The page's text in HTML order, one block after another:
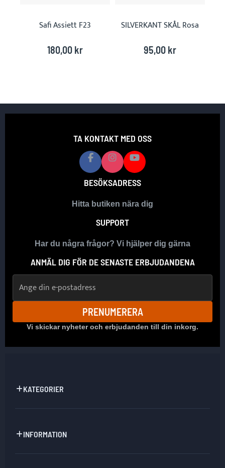
Safi Assiett F23
180,00 kr
SILVERKANT SKÅL Rosa
95,00 kr
TA KONTAKT MED OSS
BESÖKSADRESS
Hitta butiken nära dig
SUPPORT
Har du några frågor? Vi hjälper dig gärna
ANMÄL DIG FÖR DE SENASTE ERBJUDANDENA
PRENUMERERA
Vi skickar nyheter och erbjudanden till din inkorg.
KATEGORIER
INFORMATION